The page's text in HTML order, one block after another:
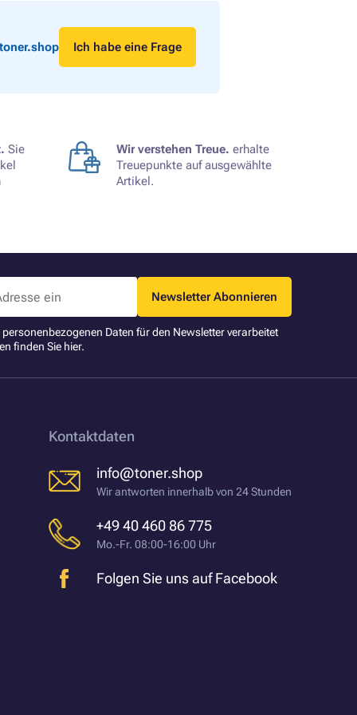
Ich habe eine Frage
Sie
Wir verstehen Treue. erhalte
Treuepunkte auf ausgewählte
Artikel.
Newsletter Abonnieren
Daten für den Newsletter verarbeitet
finden Sie hier.
Kontaktdaten
info@toner.shop
Wir antworten innerhalb von 24 Stunden
+49 40 460 86 775
Mo.-Fr. 08:00-16:00 Uhr
Folgen Sie uns auf Facebook